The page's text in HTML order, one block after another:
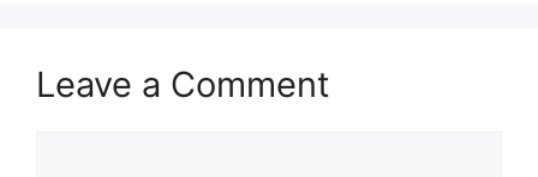
Leave a Comment